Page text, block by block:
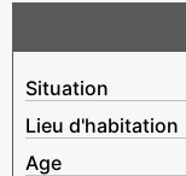
Situation
Lieu d'habitation
Age